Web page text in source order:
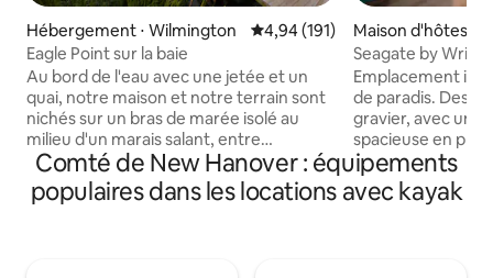
Hébergement ⋅ Wilmington Évaluation moyenne sur la
4,94 (191)
Eagle Point sur la baie
Au bord de l'eau avec une jetée et un
quai, notre maison et notre terrain sont
nichés sur un bras de marée isolé au
milieu d'un marais salant, entre
l'Intracoastal Waterway et le bras de
marée de Little Creek, et en face de
l'Eagle Point Golf Club. Profitez du kayak,
Maison d'hôtes ⋅
n
Seagate by
planche de surf
Emplacement
de paradis.
gravier, avec une
spacieuse en
peu moins de 3
Wrightsville.
douche
Comté de New Hanover : équipements
populaires dans les locations avec kayak